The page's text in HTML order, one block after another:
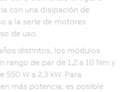
con una disipación de
a la serie de motores
de uso.
distintos, los módulos
rango de par de 1,2 a 10 Nm y
W a 2,3 kW. Para
más potencia, es posible